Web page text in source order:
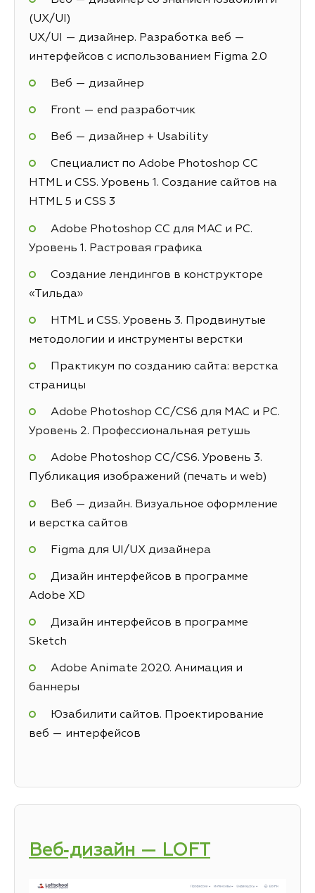
(UX/UI)
UX/UI — дизайнер. Разработка веб —
интерфейсов с использованием Figma 2.0
Веб — дизайнер
Front — end разработчик
Веб — дизайнер + Usability
Специалист по Adobe Photoshop СС
HTML и CSS. Уровень 1. Создание сайтов на
HTML 5 и СSS 3
Adobe Photoshop CC для MAC и PC.
Уровень 1. Растровая графика
Создание лендингов в конструкторе
«Тильда»
HTML и CSS. Уровень 3. Продвинутые
методологии и инструменты верстки
Практикум по созданию сайта: верстка
страницы
Adobe Photoshop СС/CS6 для MAC и PC.
Уровень 2. Профессиональная ретушь
Adobe Photoshop СС/CS6. Уровень 3.
Публикация изображений (печать и web)
Веб — дизайн. Визуальное оформление
и верстка сайтов
Figma для UI/UX дизайнера
Дизайн интерфейсов в программе
Adobe XD
Дизайн интерфейсов в программе
Sketch
Adobe Animate 2020. Анимация и
баннеры
Юзабилити сайтов. Проектирование
веб — интерфейсов
Веб‑дизайн — LOFT